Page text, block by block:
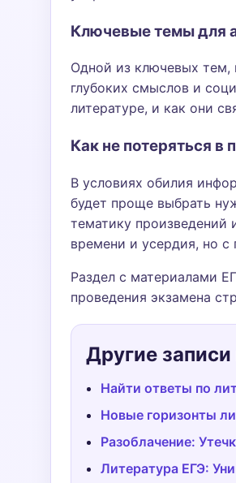
Ключевые темы для
Одной из ключевых тем,
глубоких смыслов и
литературе, и как они
Как не потеряться в
В условиях обилия
будет проще выбрать
тематику произведений
времени и усердия, но
Раздел с материалами
проведения экзамена
Другие
Найти ответы по
Новые горизонты
Разоблачение:
Литература ЕГЭ: